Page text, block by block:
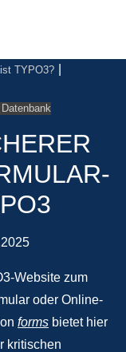
TYPO3?
Website zum
oder Online-
forms bietet hier
kritischen